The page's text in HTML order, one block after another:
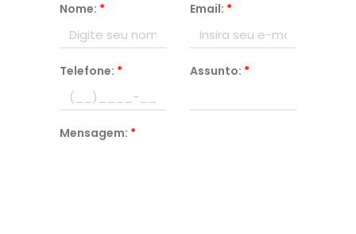
Nome: * Email: *
Telefone: * Assunto: *
Mensagem: *